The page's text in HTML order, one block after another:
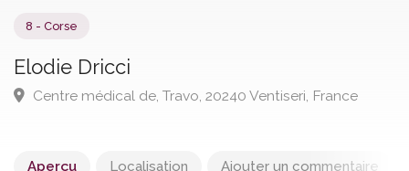
Aperçu Localisation Ajouter un commentaire